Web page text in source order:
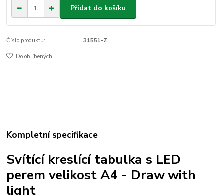
Přidat do košíku
Číslo produktu: 31551-Z
Do oblíbených
Kompletní specifikace
Svítící kreslící tabulka s LED
perem velikost A4 - Draw with
light